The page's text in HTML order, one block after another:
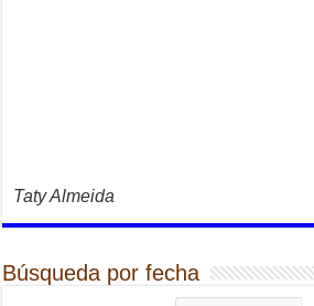
Taty Almeida
Búsqueda por fecha